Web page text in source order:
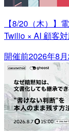
【8/20（木）】
Twilio × AI 顧客
開催前2026年8